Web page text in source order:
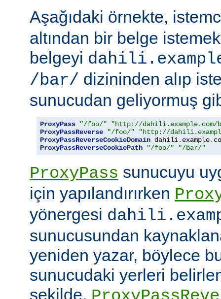
Aşağıdaki örnekte,
altından bir belge
belgeyi
/bar/ dizininden alıp
sunucudan geliyormuş
ProxyPass "/foo/"
"http://dahili.example.com/
ProxyPassReverse
"/foo/"
"http://
ProxyPassReverseCookieDomain dahili. example.
ProxyPassReverseCookiePath
"/foo/" "/bar/"
ProxyPass sunucuyu
için yapılandırırken
yönergesi
sunucusundan
yeniden yazar, böylece
sunucudaki yerleri
şekilde,